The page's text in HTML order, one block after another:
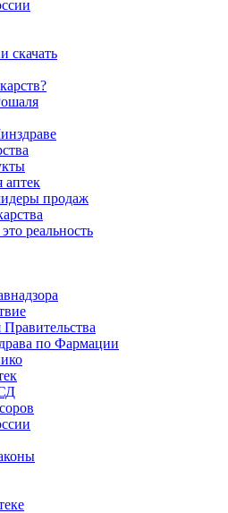
скачать
продаж
реальность
по Фармации